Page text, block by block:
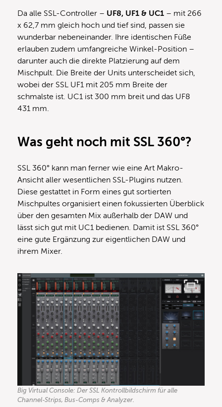
Da alle SSL-Controller – UF8, UF1 & UC1 – mit 266
x 62,7 mm gleich hoch und tief sind, passen sie
wunderbar nebeneinander. Ihre identischen Füße
erlauben zudem umfangreiche Winkel-Position –
darunter auch die direkte Platzierung auf dem
Mischpult. Die Breite der Units unterscheidet sich,
wobei der SSL UF1 mit 205 mm Breite der
schmalste ist. UC1 ist 300 mm breit und das UF8
431 mm.
Was geht noch mit SSL 360°?
SSL 360° kann man ferner wie eine Art Makro-
Ansicht aller wesentlichen SSL-Plugins nutzen.
Diese gestattet in Form eines gut sortierten
Mischpultes organisiert einen fokussierten Überblick
über den gesamten Mix außerhalb der DAW und
lässt sich gut mit UC1 bedienen. Damit ist SSL 360°
eine gute Ergänzung zur eigentlichen DAW und
ihrem Mixer.
Big Virtual Console: Der SSL Kontrollbildschirm für alle
Channel-Strips, Bus-Comps & Analyzer.